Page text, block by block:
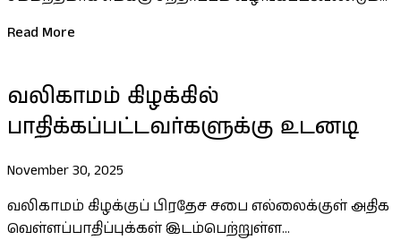
Read More
வலிகாமம் கிழக்கில்
பாதிக்கப்பட்டவர்களுக்கு உடனடி
November 30, 2025
வலிகாமம் கிழக்குப் பிரதேச சபை எல்லைக்குள் அதிக
வெள்ளப்பாதிப்புக்கள் இடம்பெற்றுள்ள...